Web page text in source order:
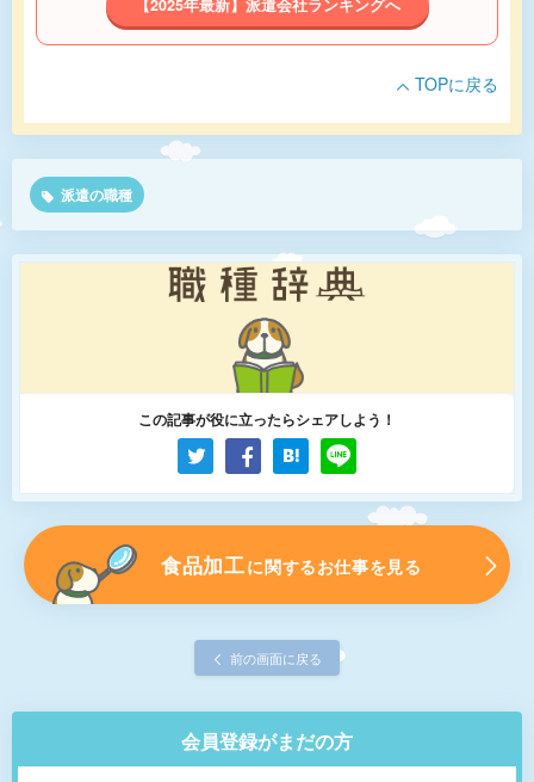
【2025年最新】派遣会社ランキングへ
TOPに戻る
派遣の職種
この記事が役に立ったらシェアしよう！
食品加工に関するお仕事を見る
前の画面に戻る
会員登録がまだの方